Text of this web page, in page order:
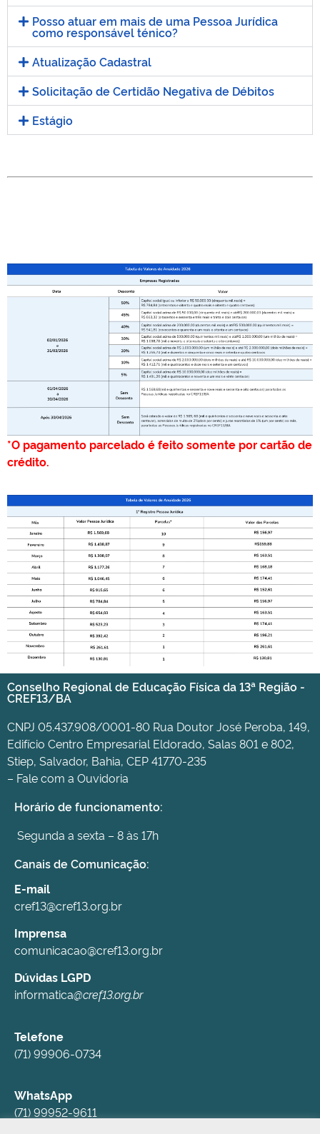
Posso atuar em mais de uma Pessoa Jurídica
como responsável ténico?
Atualização Cadastral
Solicitação de Certidão Negativa de Débitos
Estágio
*O pagamento parcelado é feito somente por cartão de
crédito.
Conselho Regional de Educação Física da 13ª Região -
CREF13/BA
CNPJ 05.437.908/0001-80 Rua Doutor José Peroba, 149,
Edifício Centro Empresarial Eldorado, Salas 801 e 802,
Stiep, Salvador, Bahia, CEP 41770-235
– Fale com a Ouvidoria
Horário de funcionamento:
Segunda a sexta – 8 às 17h
Canais de Comunicação:
E-mail
cref13@cref13.org.br
Imprensa
comunicacao@cref13.org.br
Dúvidas LGPD
informatica@cref13.org.br
Telefone
(71) 99906-0734
WhatsApp
(71) 99952-9611